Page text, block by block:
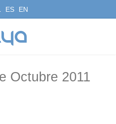
ES EN
Octubre 2011